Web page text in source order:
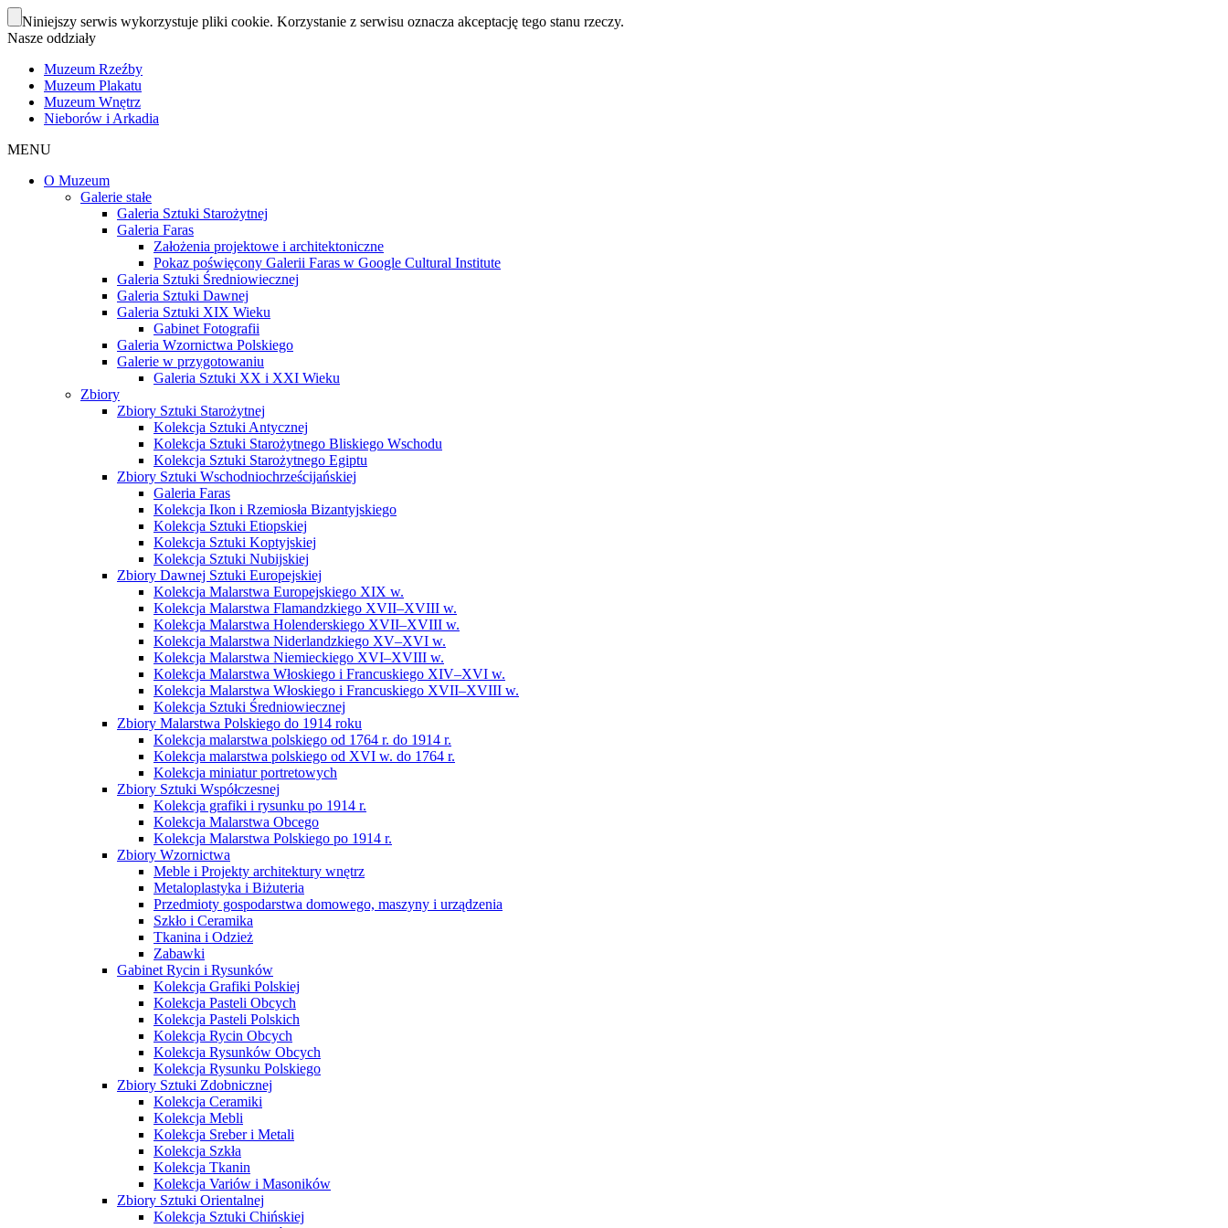
Niniejszy serwis wykorzystuje pliki cookie. Korzystanie z serwisu oznacza akceptację tego stanu rzeczy.
Nasze oddziały
Muzeum Rzeźby
Muzeum Plakatu
Muzeum Wnętrz
Nieborów i Arkadia
MENU
O Muzeum
Galerie stałe
Galeria Sztuki Starożytnej
Galeria Faras
Założenia projektowe i architektoniczne
Pokaz poświęcony Galerii Faras w Google Cultural Institute
Galeria Sztuki Średniowiecznej
Galeria Sztuki Dawnej
Galeria Sztuki XIX Wieku
Gabinet Fotografii
Galeria Wzornictwa Polskiego
Galerie w przygotowaniu
Galeria Sztuki XX i XXI Wieku
Zbiory
Zbiory Sztuki Starożytnej
Kolekcja Sztuki Antycznej
Kolekcja Sztuki Starożytnego Bliskiego Wschodu
Kolekcja Sztuki Starożytnego Egiptu
Zbiory Sztuki Wschodniochrześcijańskiej
Galeria Faras
Kolekcja Ikon i Rzemiosła Bizantyjskiego
Kolekcja Sztuki Etiopskiej
Kolekcja Sztuki Koptyjskiej
Kolekcja Sztuki Nubijskiej
Zbiory Dawnej Sztuki Europejskiej
Kolekcja Malarstwa Europejskiego XIX w.
Kolekcja Malarstwa Flamandzkiego XVII–XVIII w.
Kolekcja Malarstwa Holenderskiego XVII–XVIII w.
Kolekcja Malarstwa Niderlandzkiego XV–XVI w.
Kolekcja Malarstwa Niemieckiego XVI–XVIII w.
Kolekcja Malarstwa Włoskiego i Francuskiego XIV–XVI w.
Kolekcja Malarstwa Włoskiego i Francuskiego XVII–XVIII w.
Kolekcja Sztuki Średniowiecznej
Zbiory Malarstwa Polskiego do 1914 roku
Kolekcja malarstwa polskiego od 1764 r. do 1914 r.
Kolekcja malarstwa polskiego od XVI w. do 1764 r.
Kolekcja miniatur portretowych
Zbiory Sztuki Współczesnej
Kolekcja grafiki i rysunku po 1914 r.
Kolekcja Malarstwa Obcego
Kolekcja Malarstwa Polskiego po 1914 r.
Zbiory Wzornictwa
Meble i Projekty architektury wnętrz
Metaloplastyka i Biżuteria
Przedmioty gospodarstwa domowego, maszyny i urządzenia
Szkło i Ceramika
Tkanina i Odzież
Zabawki
Gabinet Rycin i Rysunków
Kolekcja Grafiki Polskiej
Kolekcja Pasteli Obcych
Kolekcja Pasteli Polskich
Kolekcja Rycin Obcych
Kolekcja Rysunków Obcych
Kolekcja Rysunku Polskiego
Zbiory Sztuki Zdobnicznej
Kolekcja Ceramiki
Kolekcja Mebli
Kolekcja Sreber i Metali
Kolekcja Szkła
Kolekcja Tkanin
Kolekcja Variów i Masoników
Zbiory Sztuki Orientalnej
Kolekcja Sztuki Chińskiej